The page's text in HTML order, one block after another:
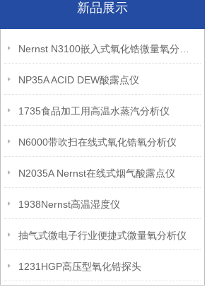
新品展示
NP35A ACID DEW酸露点仪
1735食品加工用高温水蒸汽分析仪
N6000带吹扫在线式氧化锆氧分析仪
N2035A Nernst在线式烟气酸露点仪
1938Nernst高温湿度仪
抽气式微电子行业便捷式微量氧分析仪
1231HGP高压型氧化锆探头